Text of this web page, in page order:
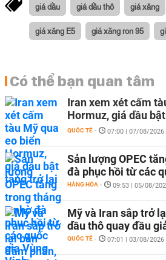
giá dầu giá dầu thô giá xăng
giá xăng E5 giá xăng ron 95
Có thể bạn quan tâm
Iran xem xét cấm
Hormuz, giá dầu
QUỐC TẾ - 07:00 | 07/08/2026
Sản lượng OPEC
đà phục hồi từ các
HÀNG HÓA - 09:53 | 05/08/
Mỹ và Iran sắp trở
dầu thô quay đầu
QUỐC TẾ - 07:01 | 03/08/2026